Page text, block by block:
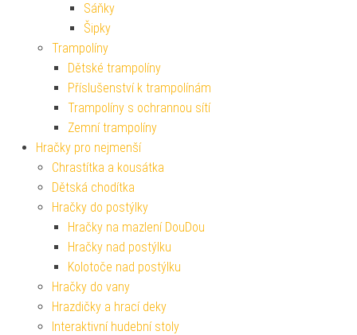
Sáňky
Šipky
Trampolíny
Dětské trampolíny
Příslušenství k trampolínám
Trampolíny s ochrannou sítí
Zemní trampolíny
Hračky pro nejmenší
Chrastítka a kousátka
Dětská chodítka
Hračky do postýlky
Hračky na mazlení DouDou
Hračky nad postýlku
Kolotoče nad postýlku
Hračky do vany
Hrazdičky a hrací deky
Interaktivní hudební stoly